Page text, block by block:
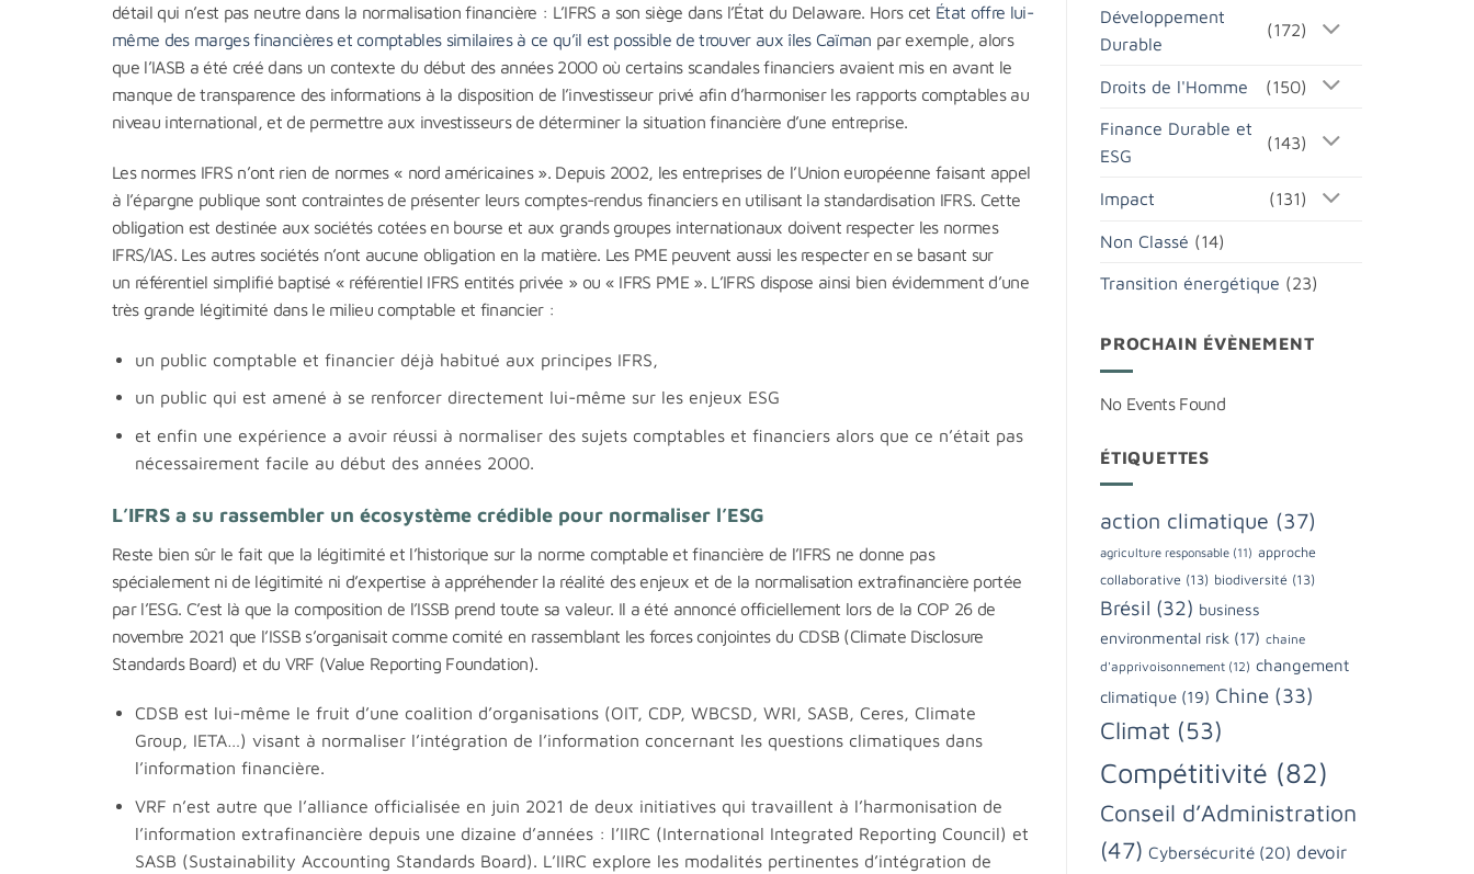
détail qui n’est pas neutre dans la normalisation financière : L’IFRS a son siège dans l’État du Delaware. Hors cet État offre lui-
même des marges financières et comptables similaires à ce qu’il est possible de trouver aux îles Caïman par exemple, alors
que l’IASB a été créé dans un contexte du début des années 2000 où certains scandales financiers avaient mis en avant le
manque de transparence des informations à la disposition de l’investisseur privé afin d’harmoniser les rapports comptables au
niveau international, et de permettre aux investisseurs de déterminer la situation financière d’une entreprise.
Les normes IFRS n’ont rien de normes « nord américaines ». Depuis 2002, les entreprises de l’Union européenne faisant appel
à l’épargne publique sont contraintes de présenter leurs comptes-rendus financiers en utilisant la standardisation IFRS. Cette
obligation est destinée aux sociétés cotées en bourse et aux grands groupes internationaux doivent respecter les normes
IFRS/IAS. Les autres sociétés n’ont aucune obligation en la matière. Les PME peuvent aussi les respecter en se basant sur
un référentiel simplifié baptisé « référentiel IFRS entités privée » ou « IFRS PME ». L’IFRS dispose ainsi bien évidemment d’une
très grande légitimité dans le milieu comptable et financier :
un public comptable et financier déjà habitué aux principes IFRS,
un public qui est amené à se renforcer directement lui-même sur les enjeux ESG
et enfin une expérience a avoir réussi à normaliser des sujets comptables et financiers alors que ce n’était pas
nécessairement facile au début des années 2000.
L’IFRS a su rassembler un écosystème crédible pour normaliser l’ESG
Reste bien sûr le fait que la légitimité et l’historique sur la norme comptable et financière de l’IFRS ne donne pas
spécialement ni de légitimité ni d’expertise à appréhender la réalité des enjeux et de la normalisation extrafinancière portée
par l’ESG. C’est là que la composition de l’ISSB prend toute sa valeur. Il a été annoncé officiellement lors de la COP 26 de
novembre 2021 que l’ISSB s’organisait comme comité en rassemblant les forces conjointes du CDSB (Climate Disclosure
Standards Board) et du VRF (Value Reporting Foundation).
CDSB est lui-même le fruit d’une coalition d’organisations (OIT, CDP, WBCSD, WRI, SASB, Ceres, Climate
Group, IETA…) visant à normaliser l’intégration de l’information concernant les questions climatiques dans
l’information financière.
VRF n’est autre que l’alliance officialisée en juin 2021 de deux initiatives qui travaillent à l’harmonisation de
l’information extrafinancière depuis une dizaine d’années : l’IIRC (International Integrated Reporting Council) et
SASB (Sustainability Accounting Standards Board). L’IIRC explore les modalités pertinentes d’intégration de
Développement
Durable
(172)
Droits de l'Homme (150)
Finance Durable et
ESG
(143)
Impact (131)
Non Classé (14)
Transition énergétique (23)
PROCHAIN ÉVÈNEMENT
No Events Found
ÉTIQUETTES
action climatique (37)
agriculture responsable (11) approche
collaborative (13) biodiversité (13)
Brésil (32) business
environmental risk (17) chaine
d'apprivoisonnement (12) changement
climatique (19) Chine (33)
Climat (53)
Compétitivité (82)
Conseil d’Administration
(47) Cybersécurité (20) devoir